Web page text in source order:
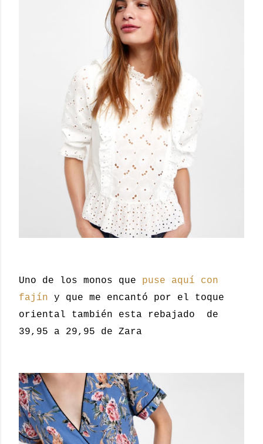
Uno de los monos que puse aquí con
fajín y que me encantó por el toque
oriental también esta rebajado de
39,95 a 29,95 de Zara